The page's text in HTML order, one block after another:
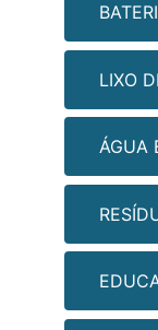
LIXO
ÁGUA